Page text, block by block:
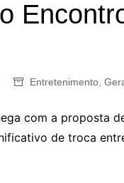
Entretenimento
com a proposta
de troca